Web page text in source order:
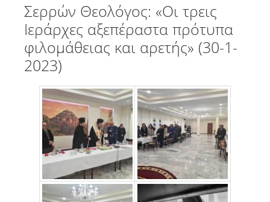
Σερρών Θεολόγος: «Οι τρεις
Ιεράρχες αξεπέραστα πρότυπα
φιλομάθειας και αρετής» (30-1-
2023)